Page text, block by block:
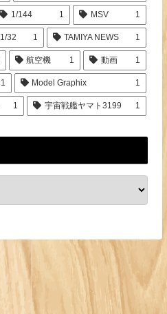
1/144 1 MSV 1
1/32 1 TAMIYA NEWS 1
航空機 1 動画 1
1 Model Graphix 1
1 宇宙戦艦ヤマト3199 1